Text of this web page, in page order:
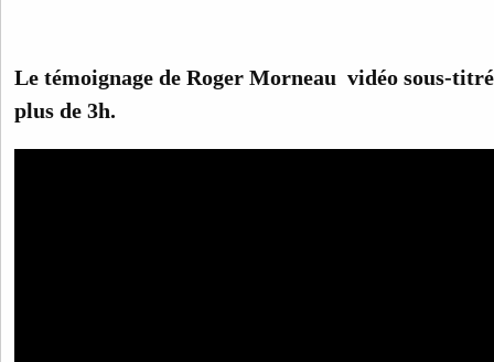
Le témoignage de Roger Morneau vidéo sous-
plus de 3h.